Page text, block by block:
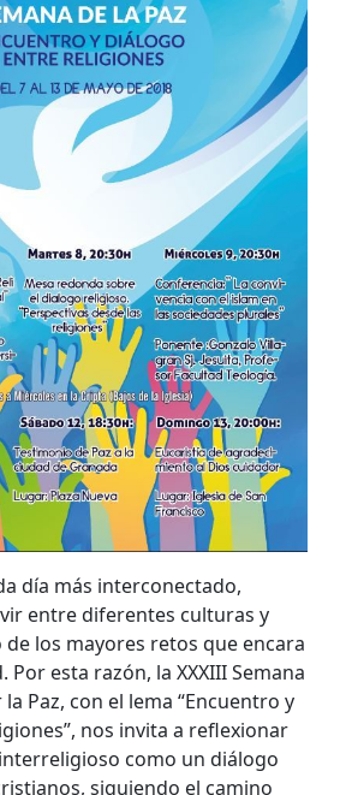
día más interconectado,
entre diferentes culturas y
los mayores retos que encara
Por esta razón, la XXXIII Semana
Paz, con el lema “Encuentro y
nos invita a reflexionar
como un diálogo
siguiendo el camino